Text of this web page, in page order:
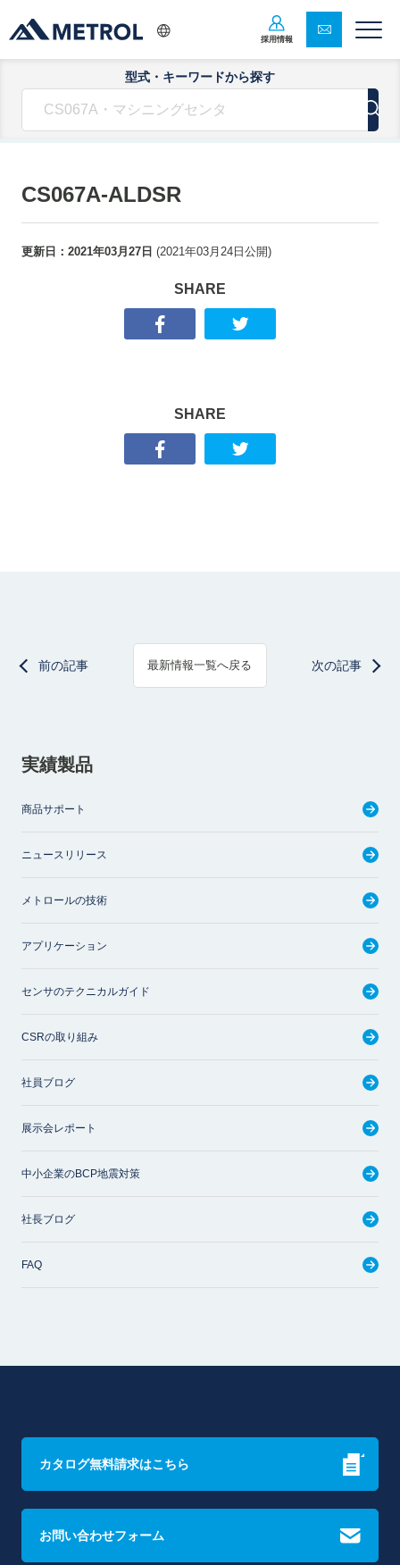
採用情報
型式・キーワードから探す
CS067A-ALDSR
更新日： 2021年03月27日 (2021年03月24日 公開)
SHARE
SHARE
前の記事 最新情報一覧へ戻る 次の記事
実績製品
商品サポート
ニュースリリース
メトロールの技術
アプリケーション
センサのテクニカルガイド
CSRの取り組み
社員ブログ
展示会レポート
中小企業のBCP地震対策
社長ブログ
FAQ
カタログ無料請求はこちら
お問い合わせフォーム